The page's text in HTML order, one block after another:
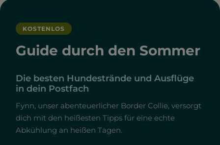
KOSTENLOS
Guide durch den Sommer
Die besten Hundestrände und Ausflüge
in dein Postfach
Fynn, unser abenteuerlicher Border Collie, versorgt
dich mit den heißesten Tipps für eine echte
Abkühlung an heißen Tagen.